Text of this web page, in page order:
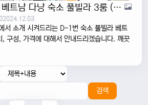
[D-1] 다낭1번가 베트남 다낭 숙소 풀빌라 3룸 (깨끗하고 청결한 곳)
2024.12.03
서 소개 시켜드리는 D-1번 숙소 풀빌라 베트
성, 가격에 대해서 안내드리겠습니다. 깨끗
검색